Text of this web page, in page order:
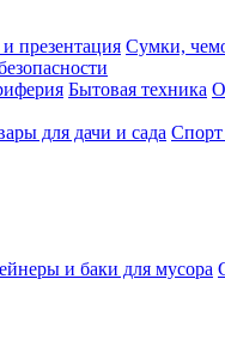
презентация Сумки,
Бытовая техника
для дачи и сада
и баки для мусора